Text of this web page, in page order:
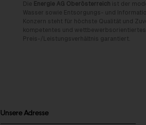
Die Energie AG Oberösterreich ist der
Wasser sowie Entsorgungs- und
Konzern steht für höchste Qualität und
kompetentes und
Preis-/Leistungsverhältnis garantiert.
Unsere Adresse